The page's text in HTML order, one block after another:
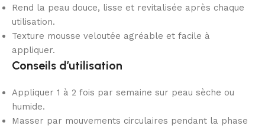
Rend la peau douce, lisse et revitalisée après chaque
utilisation.
Texture mousse veloutée agréable et facile à
appliquer.
Conseils d’utilisation
Appliquer 1 à 2 fois par semaine sur peau sèche ou
humide.
Masser par mouvements circulaires pendant la phase